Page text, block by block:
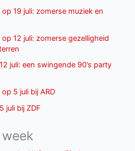
19 juli: zomerse muziek en
12 juli: zomerse gezelligheid
juli: een swingende 90’s party
5 juli bij ARD
juli bij ZDF